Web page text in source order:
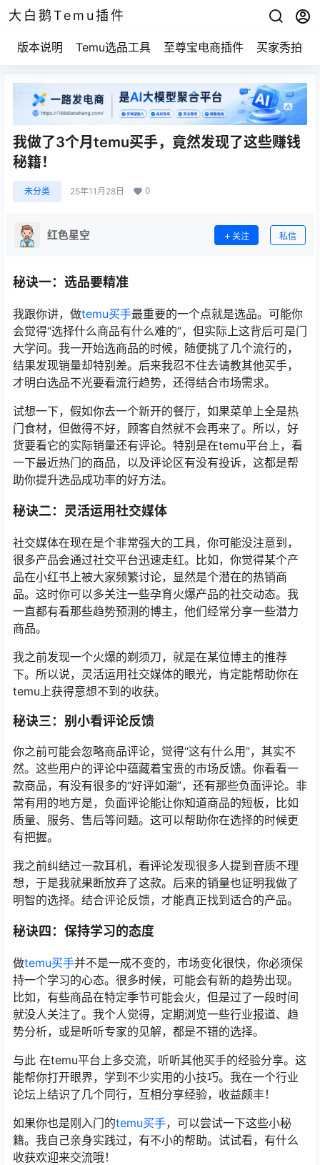
大白鹅Temu插件
版本说明 Temu选品工具 至尊宝电商插件 买家秀拍摄
我做了3个月temu买手，竟然发现了这些赚钱
秘籍！
未分类 25年11月28日 0
红色星空 关注 私信
秘诀一：选品要精准
我跟你讲，做temu买手最重要的一个点就是选品。可能你
会觉得“选择什么商品有什么难的”，但实际上这背后可是门
大学问。我一开始选商品的时候，随便挑了几个流行的，
结果发现销量却特别差。后来我忍不住去请教其他买手，
才明白选品不光要看流行趋势，还得结合市场需求。
试想一下，假如你去一个新开的餐厅，如果菜单上全是热
门食材，但做得不好，顾客自然就不会再来了。所以，好
货要看它的实际销量还有评论。特别是在temu平台上，看
一下最近热门的商品，以及评论区有没有投诉，这都是帮
助你提升选品成功率的好方法。
秘诀二：灵活运用社交媒体
社交媒体在现在是个非常强大的工具，你可能没注意到，
很多产品会通过社交平台迅速走红。比如，你觉得某个产
品在小红书上被大家频繁讨论，显然是个潜在的热销商
品。这时你可以多关注一些孕育火爆产品的社交动态。我
一直都有看那些趋势预测的博主，他们经常分享一些潜力
商品。
我之前发现一个火爆的剃须刀，就是在某位博主的推荐
下。所以说，灵活运用社交媒体的眼光，肯定能帮助你在
temu上获得意想不到的收获。
秘诀三：别小看评论反馈
你之前可能会忽略商品评论，觉得“这有什么用”，其实不
然。这些用户的评论中蕴藏着宝贵的市场反馈。你看看一
款商品，有没有很多的“好评如潮”，还有那些负面评论。非
常有用的地方是，负面评论能让你知道商品的短板，比如
质量、服务、售后等问题。这可以帮助你在选择的时候更
有把握。
我之前纠结过一款耳机，看评论发现很多人提到音质不理
想，于是我就果断放弃了这款。后来的销量也证明我做了
明智的选择。结合评论反馈，才能真正找到适合的产品。
秘诀四：保持学习的态度
做temu买手并不是一成不变的，市场变化很快，你必须保
持一个学习的心态。很多时候，可能会有新的趋势出现。
比如，有些商品在特定季节可能会火，但是过了一段时间
就没人关注了。我个人觉得，定期浏览一些行业报道、趋
势分析，或是听听专家的见解，都是不错的选择。
与此 在temu平台上多交流，听听其他买手的经验分享。这
能帮你打开眼界，学到不少实用的小技巧。我在一个行业
论坛上结识了几个同行，互相分享经验，收益颇丰！
如果你也是刚入门的temu买手，可以尝试一下这些小秘
籍。我自己亲身实践过，有不小的帮助。试试看，有什么
收获欢迎来交流哦！